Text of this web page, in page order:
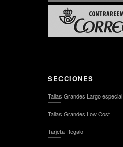
SECCIONES
Tallas Grandes Largo especial
Tallas Grandes Low Cost
Tarjeta Regalo